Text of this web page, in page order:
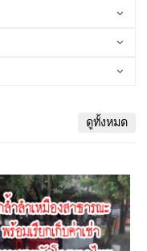
ดูทั้งหมด